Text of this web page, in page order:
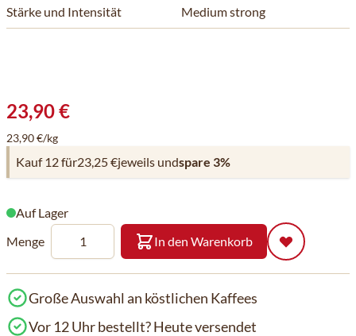
Stärke und Intensität Medium strong
23,90 €
23,90 €/kg
Kauf 12 für23,25 €jeweils undspare 3%
Auf Lager
Menge
In den Warenkorb
Große Auswahl an köstlichen Kaffees
Vor 12 Uhr bestellt? Heute versendet